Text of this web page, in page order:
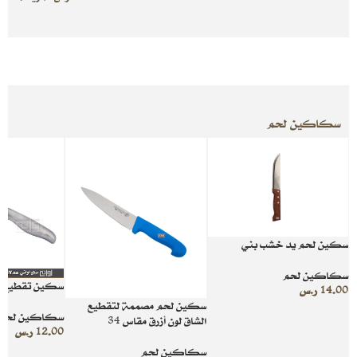
سكاكين لحم
سكين لحم يد خشب بني
سكاكين لحم
14.00 ر.س
سكين لحم مصممة لتقطيع
الشاق لون أزرق مقاس 34
سكاكين لحم
سكين تقطيع
سكاكين
12.00 ر.س